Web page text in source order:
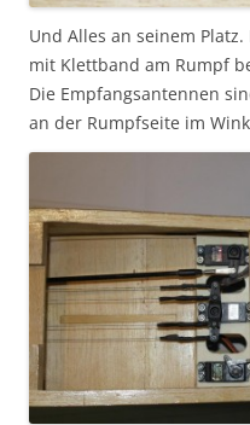
Und Alles an seinem
mit Klettband am Rumpf
Die Empfangsantennen
an der Rumpfseite im